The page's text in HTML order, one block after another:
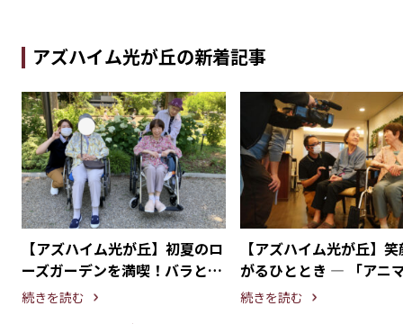
アズハイム光が丘の新着記事
【アズハイム光が丘】初夏のロ
ーズガーデンを満喫！バラとア
ジサイを見に行こう！
続きを読む
【アズハイム光が丘】
がるひととき ― 「アニ
ラピー」にNHK取材が
続きを読む